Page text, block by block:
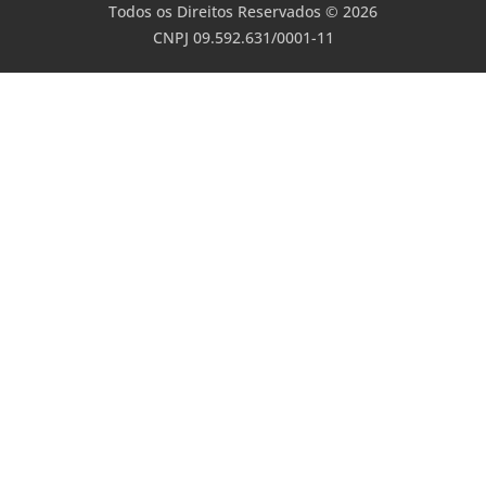
Todos os Direitos Reservados © 2026
CNPJ 09.592.631/0001-11